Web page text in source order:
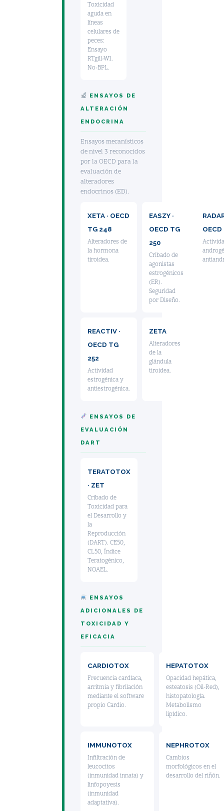
Toxicidad
aguda en
líneas
celulares de
peces:
Ensayo
RTgill-W1.
No-BPL.
ENSAYOS DE
ALTERACIÓN
ENDOCRINA
Ensayos mecanísticos
de nivel 3 reconocidos
por la OECD para la
evaluación de
alteradores
endocrinos (ED).
XETA · OECD
TG 248
Alteradores de
la hormona
tiroidea.
EASZY ·
OECD TG
250
Cribado de
agonistas
estrogénicos
(ER).
Seguridad
por Diseño.
OECD
REACTIV ·
OECD TG
252
Actividad
estrogénica y
antiestrogénica.
ZETA
Alteradores
de la
glándula
tiroidea.
ENSAYOS DE
EVALUACIÓN
DART
TERATOTOX
· ZET
Cribado de
Toxicidad para
el Desarrollo y
la
Reproducción
(DART). CE50,
CL50, Índice
Teratogénico,
NOAEL.
ENSAYOS
ADICIONALES DE
TOXICIDAD Y
EFICACIA
CARDIOTOX
Frecuencia cardíaca,
arritmia y fibrilación
mediante el software
propio Cardio.
HEPATOTOX
Opacidad hepática,
esteatosis (Oil-Red),
histopatología.
Metabolismo
lipídico.
IMMUNOTOX
Infiltración de
leucocitos
(inmunidad innata) y
linfopoyesis
(inmunidad
adaptativa).
NEPHROTOX
Cambios
morfológicos en el
desarrollo del riñón.